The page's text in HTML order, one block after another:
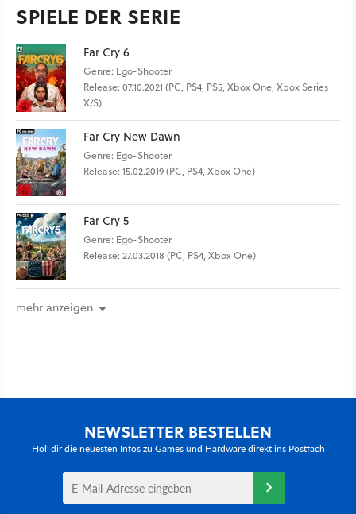
SPIELE DER SERIE
Far Cry 6
Genre: Ego-Shooter
Release: 07.10.2021 (PC, PS4, PS5, Xbox One, Xbox Series
X/S)
Far Cry New Dawn
Genre: Ego-Shooter
Release: 15.02.2019 (PC, PS4, Xbox One)
Far Cry 5
Genre: Ego-Shooter
Release: 27.03.2018 (PC, PS4, Xbox One)
mehr anzeigen
NEWSLETTER BESTELLEN
Hol' dir die neuesten Infos zu Games und Hardware direkt ins Postfach